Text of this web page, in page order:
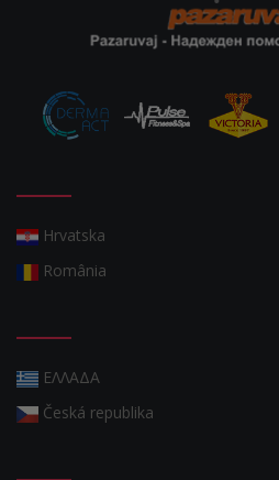
Hrvatska
România
ΕΛΛΑΔΑ
Česká republika